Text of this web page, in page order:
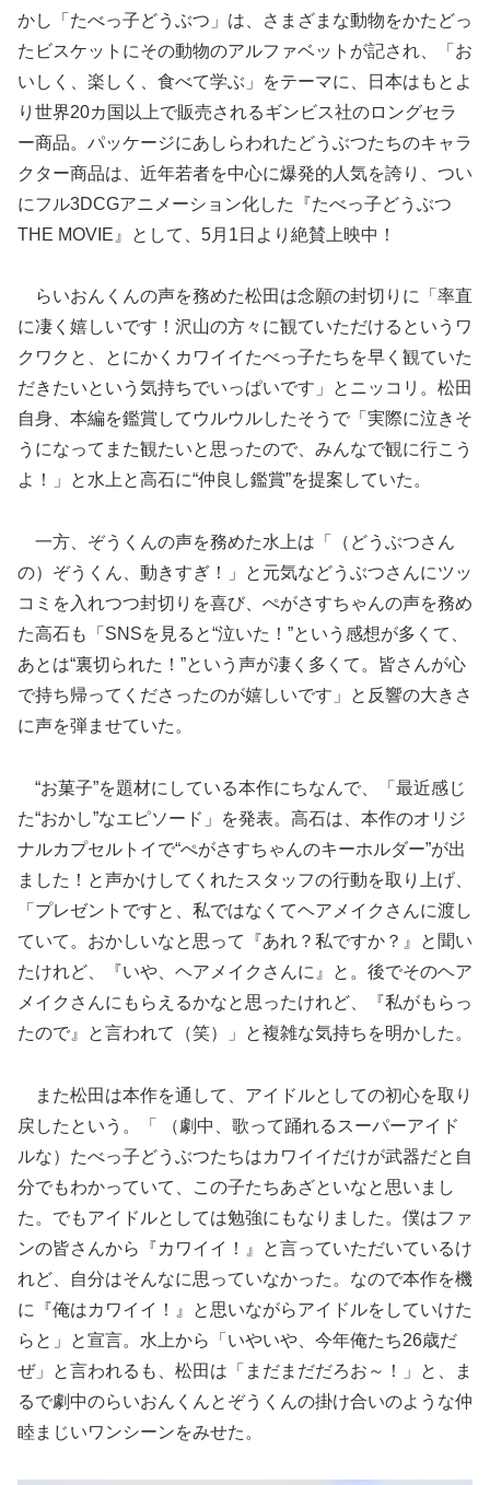
かし「たべっ子どうぶつ」は、さまざまな動物をかたどっ
たビスケットにその動物のアルファベットが記され、「お
いしく、楽しく、食べて学ぶ」をテーマに、日本はもとよ
り世界20カ国以上で販売されるギンビス社のロングセラ
ー商品。パッケージにあしらわれたどうぶつたちのキャラ
クター商品は、近年若者を中心に爆発的人気を誇り、つい
にフル3DCGアニメーション化した『たべっ子どうぶつ
THE MOVIE』として、5月1日より絶賛上映中！
らいおんくんの声を務めた松田は念願の封切りに「率直
に凄く嬉しいです！沢山の方々に観ていただけるというワ
クワクと、とにかくカワイイたべっ子たちを早く観ていた
だきたいという気持ちでいっぱいです」とニッコリ。松田
自身、本編を鑑賞してウルウルしたそうで「実際に泣きそ
うになってまた観たいと思ったので、みんなで観に行こう
よ！」と水上と高石に“仲良し鑑賞”を提案していた。
一方、ぞうくんの声を務めた水上は「（どうぶつさん
の）ぞうくん、動きすぎ！」と元気などうぶつさんにツッ
コミを入れつつ封切りを喜び、ぺがさすちゃんの声を務め
た高石も「SNSを見ると“泣いた！”という感想が多くて、
あとは“裏切られた！”という声が凄く多くて。皆さんが心
で持ち帰ってくださったのが嬉しいです」と反響の大きさ
に声を弾ませていた。
“お菓子”を題材にしている本作にちなんで、「最近感じ
た“おかし”なエピソード」を発表。高石は、本作のオリジ
ナルカプセルトイで“ぺがさすちゃんのキーホルダー”が出
ました！と声かけしてくれたスタッフの行動を取り上げ、
「プレゼントですと、私ではなくてヘアメイクさんに渡し
ていて。おかしいなと思って『あれ？私ですか？』と聞い
たけれど、『いや、ヘアメイクさんに』と。後でそのヘア
メイクさんにもらえるかなと思ったけれど、『私がもらっ
たので』と言われて（笑）」と複雑な気持ちを明かした。
また松田は本作を通して、アイドルとしての初心を取り
戻したという。「 （劇中、歌って踊れるスーパーアイド
ルな）たべっ子どうぶつたちはカワイイだけが武器だと自
分でもわかっていて、この子たちあざといなと思いまし
た。でもアイドルとしては勉強にもなりました。僕はファ
ンの皆さんから『カワイイ！』と言っていただいているけ
れど、自分はそんなに思っていなかった。なので本作を機
に『俺はカワイイ！』と思いながらアイドルをしていけた
らと」と宣言。水上から「いやいや、今年俺たち26歳だ
ぜ」と言われるも、松田は「まだまだだろお～！」と、ま
るで劇中のらいおんくんとぞうくんの掛け合いのような仲
睦まじいワンシーンをみせた。